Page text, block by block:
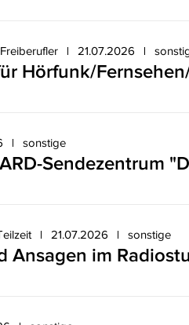
Freiberufler 21.07.2026
Hörfunk/
sonstige
Sendezentrum
21.07.2026 sonstige
Ansagen im